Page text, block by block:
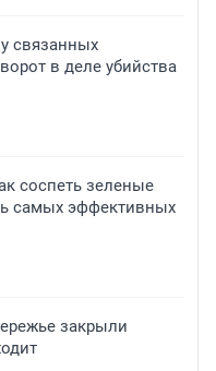
связанных
в деле убийства
соспеть зеленые
самых эффективных
закрыли